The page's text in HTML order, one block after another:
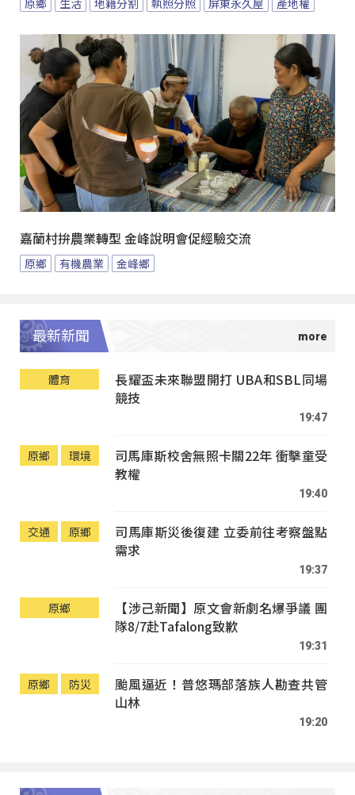
原鄉 生活 地籍分割 執照分照 屏東永久屋 產地權
嘉蘭村拚農業轉型 金峰說明會促經驗交流
原鄉 有機農業 金峰鄉
最新新聞
體育
長耀盃未來聯盟開打 UBA和SBL同場
競技
19:47
原鄉 環境
司馬庫斯校舍無照卡關22年 衝擊童受
教權
19:40
交通 原鄉
司馬庫斯災後復建 立委前往考察盤點
需求
19:37
原鄉
【涉己新聞】原文會新劇名爆爭議 團
隊8/7赴Tafalong致歉
19:31
原鄉 防災
颱風逼近！普悠瑪部落族人勘查共管
山林
19:20